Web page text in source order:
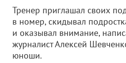
Тренер приглашал своих
в номер, скидывал
и оказывал внимание,
журналист Алексей
юноши.